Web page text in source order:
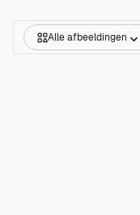
Alle afbeeldingen